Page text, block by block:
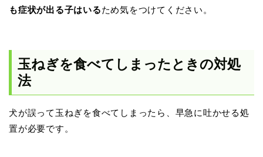
も症状が出る子はいるため気をつけてください。
玉ねぎを食べてしまったときの対処
法
犬が誤って玉ねぎを食べてしまったら、早急に吐かせる処
置が必要です。